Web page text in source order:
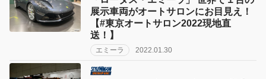
展示車両がオートサロンにお目見え！
【#東京オートサロン2022現地直
送！】
エミーラ 2022.01.30